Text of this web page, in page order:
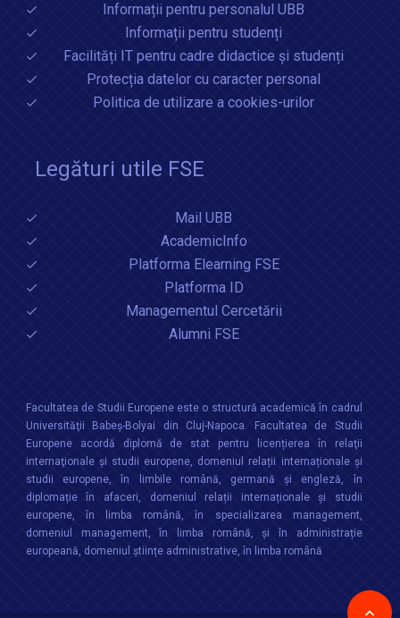
Informații pentru personalul UBB
Informații pentru studenți
Facilități IT pentru cadre didactice și studenți
Protecția datelor cu caracter personal
Politica de utilizare a cookies-urilor
Legături utile FSE
Mail UBB
AcademicInfo
Platforma Elearning FSE
Platforma ID
Managementul Cercetării
Alumni FSE
Facultatea de Studii Europene este o structură academică în cadrul
Universităţii Babeș-Bolyai din Cluj-Napoca. Facultatea de Studii
Europene acordă diplomă de stat pentru licențierea în relaţii
internaţionale şi studii europene, domeniul relații internaționale şi
studii europene, în limbile română, germană și engleză, în
diplomație în afaceri, domeniul relații internaționale și studii
europene, în limba română, în specializarea management,
domeniul management, în limba română, și în administrație
europeană, domeniul științe administrative, în limba română